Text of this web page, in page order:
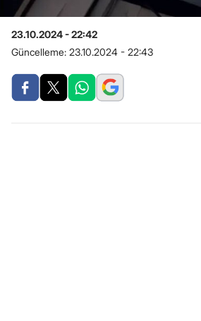
23.10.2024 - 22:42
Güncelleme: 23.10.2024 - 22:43